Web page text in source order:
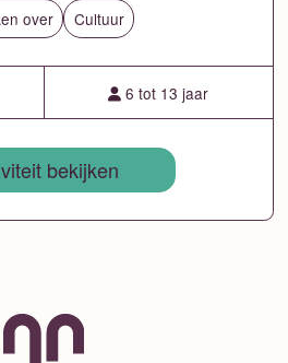
over Cultuur
6 tot 13 jaar
bekijken